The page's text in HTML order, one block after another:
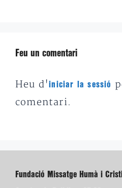
Feu un comentari
Heu d'iniciar la sessió
comentari.
Fundació Missatge Humà i